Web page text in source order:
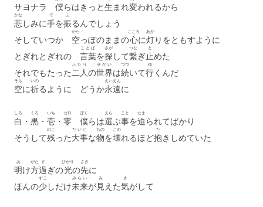
サヨナラ 僕らはきっと生まれ変われるから
悲
かな
しみに手
て
を振
ふ
るんでしょう
そしていつか 空
から
っぽのままの心
こころ
に灯
あか
りをともすように
とぎれとぎれの 言葉
ことば
を探
さが
して繋
つな
ぎ止
と
めた
それでもたった二人
ふたり
の世界
せかい
は続
つづ
いて行
ゆ
くんだ
空
そら
に祈
いの
るように どうか永遠
えいえん
に
白
しろ
・ 黒
くろ
・ 壱
いち
・ 零
ゼロ
僕
ぼく
らは選
えら
ぶ事
こと
を迫
せま
られてばかり
そうして残
のこ
った大事
だいじ
な物
もの
を壊
こわ
れるほど抱
だ
きしめていた
明
あ
け方
がた
過
す
ぎの光
ひかり
の先
さき
に
ほんの少
すこ
しだけ未来
みらい
が見
み
えた気
き
がして